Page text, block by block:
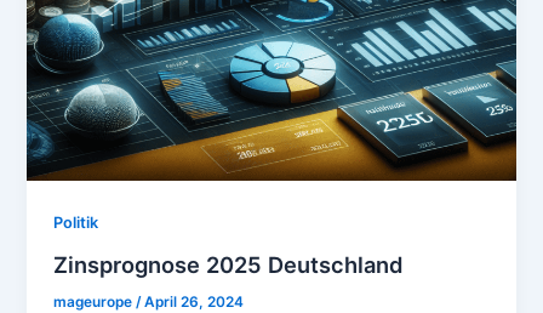
Politik
Zinsprognose 2025 Deutschland
mageurope/April 26, 2024